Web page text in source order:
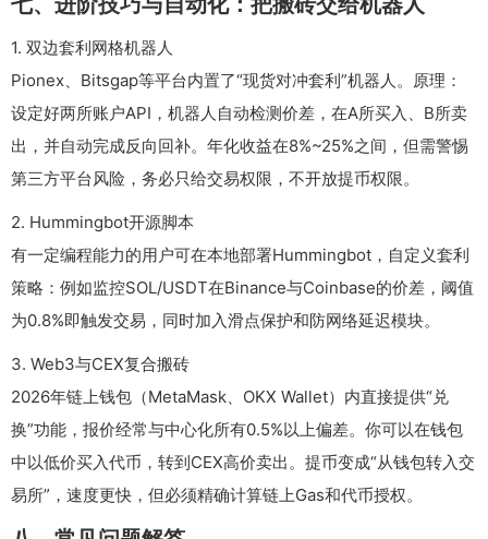
1. 双边套利网格机器人
Pionex、Bitsgap等平台内置了“现货对冲套利”机器人。原理：
设定好两所账户API，机器人自动检测价差，在A所买入、B所卖
出，并自动完成反向回补。年化收益在8%~25%之间，但需警惕
第三方平台风险，务必只给交易权限，不开放提币权限。
2. Hummingbot开源脚本
有一定编程能力的用户可在本地部署Hummingbot，自定义套利
策略：例如监控SOL/USDT在Binance与Coinbase的价差，阈值
为0.8%即触发交易，同时加入滑点保护和防网络延迟模块。
3. Web3与CEX复合搬砖
2026年链上钱包（MetaMask、OKX Wallet）内直接提供“兑
换”功能，报价经常与中心化所有0.5%以上偏差。你可以在钱包
中以低价买入代币，转到CEX高价卖出。提币变成“从钱包转入交
易所”，速度更快，但必须精确计算链上Gas和代币授权。